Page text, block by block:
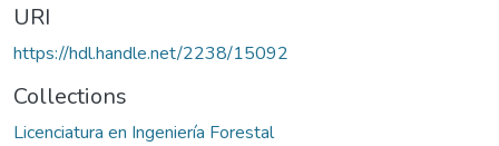
URI
https://hdl.handle.net/2238/15092
Collections
Licenciatura en Ingeniería Forestal